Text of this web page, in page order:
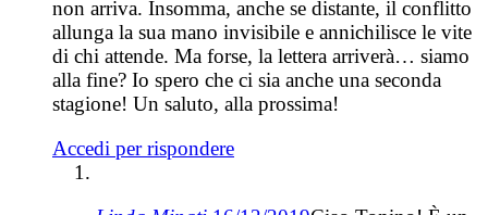
non arriva. Insomma, anche se distante, il conflitto
allunga la sua mano invisibile e annichilisce le vite
di chi attende. Ma forse, la lettera arriverà… siamo
alla fine? Io spero che ci sia anche una seconda
stagione! Un saluto, alla prossima!
Accedi per rispondere